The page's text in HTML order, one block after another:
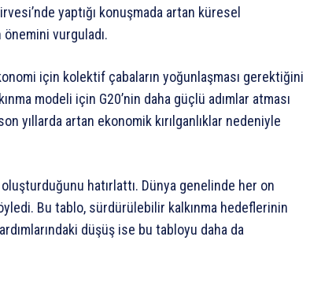
yaptığı konuşmada artan küresel
vurguladı.
için kolektif çabaların yoğunlaşması gerektiğini
modeli için G20’nin daha güçlü adımlar atması
yıllarda artan ekonomik kırılganlıklar nedeniyle
hatırlattı. Dünya genelinde her on
Bu tablo, sürdürülebilir kalkınma hedeflerinin
düşüş ise bu tabloyu daha da